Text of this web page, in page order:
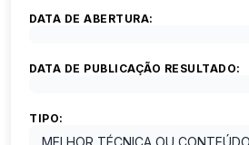
DATA DE ABERTURA:
DATA DE PUBLICAÇÃO RESULTADO:
TIPO: